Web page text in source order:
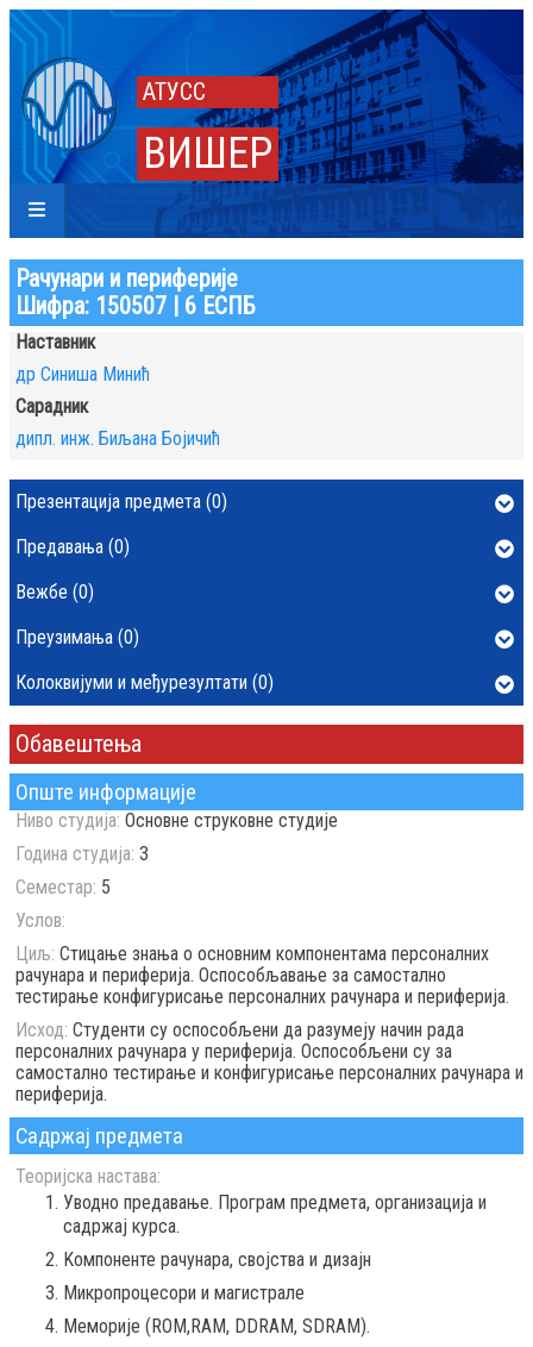
АТУСС
ВИШЕР
Рачунари и периферије
Шифра: 150507 | 6 ЕСПБ
Опште информације
Ниво студија: Основне струковне студије
Година студија: 3
Семестар: 5
Услов:
Циљ: Стицање знања о основним компонентама персоналних
рачунара и периферија. Оспособљавање за самостално
тестирање конфигурисање персоналних рачунара и периферија.
Исход: Студенти су оспособљени да разумеју начин рада
персоналних рачунара у периферија. Оспособљени су за
самостално тестирање и конфигурисање персоналних рачунара и
периферија.
Садржај предмета
Теоријска настава:
Уводно предавање. Програм предмета, организација и
садржај курса.
Koмпоненте рачунара, својства и дизајн
Микропроцесори и магистрале
Меморије (ROM,RAM, DDRAM, SDRAM).
Наставник
др Синиша Минић
Сарадник
дипл. инж. Биљана Бојичић
Презентација предмета (0)
Предавања (0)
Вежбе (0)
Преузимања (0)
Колоквијуми и међурезултати (0)
Обавештења